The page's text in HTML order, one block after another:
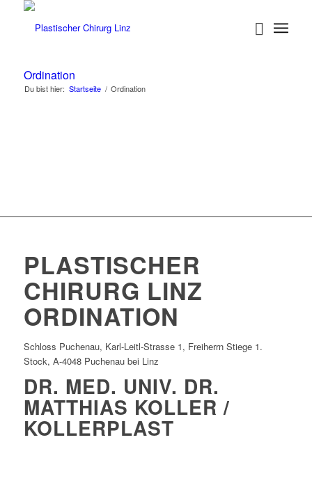
Ordination
Du bist hier: Startseite / Ordination
PLASTISCHER
CHIRURG LINZ
ORDINATION
Schloss Puchenau, Karl-Leitl-Strasse 1, Freiherrn Stiege 1.
Stock, A-4048 Puchenau bei Linz
DR. MED. UNIV. DR.
MATTHIAS KOLLER /
KOLLERPLAST